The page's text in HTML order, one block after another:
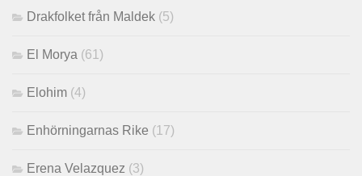
Drakfolket från Maldek (5)
El Morya (61)
Elohim (4)
Enhörningarnas Rike (17)
Erena Velazquez (3)